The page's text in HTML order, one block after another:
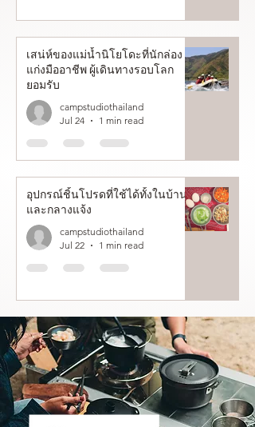
เสน่ห์ของแม่น้ำนิโยโดะที่นักล่อง
แก่งมืออาชีพ ผู้เดินทางรอบโลก
ยอมรับ
campstudiothailand
Jul 24
1 min read
อุปกรณ์ชิ้นโปรดที่ใช้ได้ทั้งในบ้าน
และกลางแจ้ง
campstudiothailand
Jul 22
1 min read